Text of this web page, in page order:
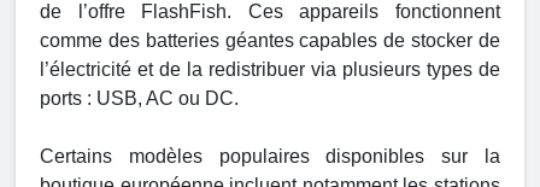
de l’offre FlashFish. Ces appareils fonctionnent
comme des batteries géantes capables de stocker de
l’électricité et de la redistribuer via plusieurs types de
ports : USB, AC ou DC.
Certains modèles populaires disponibles sur la